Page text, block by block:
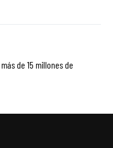
de 15 millones de